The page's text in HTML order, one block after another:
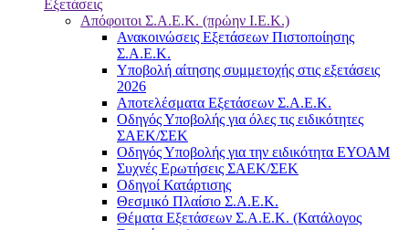
Εξετάσεις
Απόφοιτοι Σ.Α.Ε.Κ. (πρώην Ι.Ε.Κ.)
Ανακοινώσεις Εξετάσεων Πιστοποίησης
Σ.Α.Ε.Κ.
Υποβολή αίτησης συμμετοχής στις εξετάσεις
2026
Αποτελέσματα Εξετάσεων Σ.Α.Ε.Κ.
Οδηγός Υποβολής για όλες τις ειδικότητες
ΣΑΕΚ/ΣΕΚ
Οδηγός Υποβολής για την ειδικότητα ΕΥΟΑΜ
Συχνές Ερωτήσεις ΣΑΕΚ/ΣΕΚ
Οδηγοί Κατάρτισης
Θεσμικό Πλαίσιο Σ.Α.Ε.Κ.
Θέματα Εξετάσεων Σ.Α.Ε.Κ. (Κατάλογος